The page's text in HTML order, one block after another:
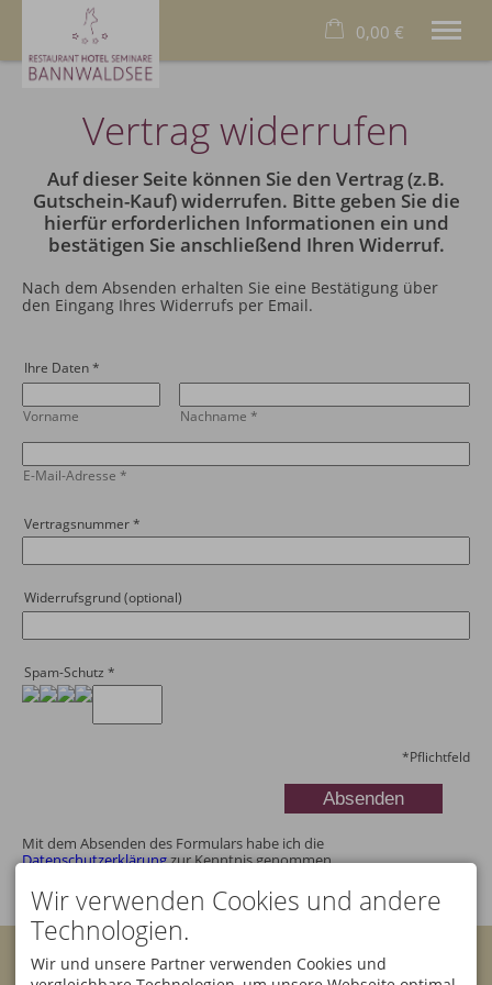
2 Erwachsene
Das Hotel
Das Allgäu
Das Restaurant
Wellness
Familien
Füssen
Deutsch
Tel.+49 8368 9000
0,00 €
Vertrag widerrufen
Auf dieser Seite können Sie den Vertrag (z.B.
Gutschein-Kauf) widerrufen. Bitte geben Sie die
hierfür erforderlichen Informationen ein und
bestätigen Sie anschließend Ihren Widerruf.
Nach dem Absenden erhalten Sie eine Bestätigung über
den Eingang Ihres Widerrufs per Email.
Ihre Daten*
Vorname Nachname *
E-Mail-Adresse *
Vertragsnummer*
Widerrufsgrund (optional)
Spam-Schutz *
*Pflichtfeld
Mit dem Absenden des Formulars habe ich die
Datenschutzerklärungzur Kenntnis genommen.
Bannwaldsee Hotel GmbH
Wir verwenden Cookies und andere
Technologien.
Wir und unsere Partner verwenden Cookies und